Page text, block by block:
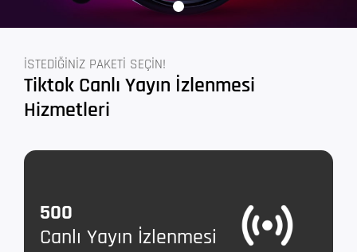
İSTEDİĞİNİZ PAKETİ SEÇİN!
Tiktok Canlı Yayın İzlenmesi
Hizmetleri
500
Canlı Yayın İzlenmesi